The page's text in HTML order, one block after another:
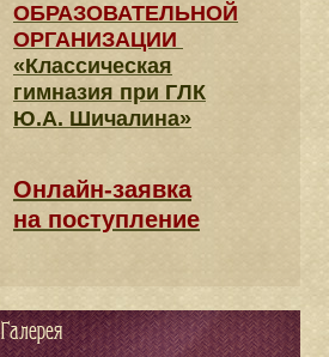
ОБРАЗОВАТЕЛЬНОЙ
ОРГАНИЗАЦИИ
«Классическая
гимназия при ГЛК
Ю.А. Шичалина»
Онлайн-заявка
на поступление
Галерея